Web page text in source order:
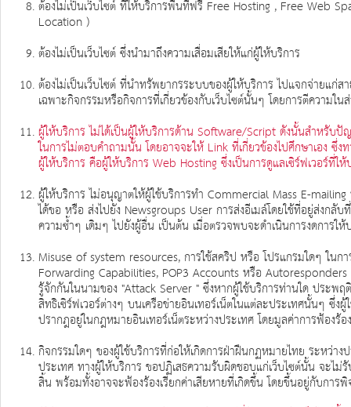
ต้องไม่เป็นเว็บไซต์ ที่ให้บริการพื้นที่ฟรี Free Hosting , Free Web
Location )
ต้องไม่เป็นเว็บไซต์ ซึ่งนำมาถึงความเสื่อมเสียให้แก่ผู้ให้บริการ
ต้องไม่เป็นเว็บไซต์ ที่นำทรัพยากรระบบของผู้ให้บริการ ไปแจกจ่ายแ
เฉพาะกิจกรรมหรือกิจการที่เกี่ยวข้องกับเว็บไซต์นั้นๆ โดยการตีความ
ผู้ให้บริการ ไม่ได้เป็นผู้ให้บริการด้าน Software/Script ดังนั้นสำหรับปั
ในการไม่ตอบคำถามนั้น โดยอาจจะให้ Link ที่เกี่ยวข้องไปศึกษาเอง
ผู้ให้บริการ คือผู้ให้บริการ Web Hosting ซึ่งเป็นการดูแลเซิร์ฟเวอร์ที่
ผู้ให้บริการ ไม่อนุญาตให้ผู้ใช้บริการทำ Commercial Mass E-
ได้ขอ หรือ ส่งไปยัง Newsgroups User การส่งอีเมล์โดยใช้ที่อยู่ส่งกลั
ความซ้ำๆ เดิมๆ ไปยังผู้อื่น เป็นต้น เมื่อตรวจพบจะดำเนินการงดการใ
Misuse of system resources, การใช้สคริป หรือ โปรแกรมใดๆ ใน
Forwarding Capabilities, POP3 Accounts หรือ Autoresponders
รู้จักกันในนามของ "Attack Server " ซึ่งหากผู้ใช้บริการท่านใด ประพ
สิทธิเซิร์ฟเวอร์ต่างๆ บนเครือข่ายอินเทอร์เน็ตในแต่ละประเทศนั้นๆ ซึ่ง
ปรากฎอยู่ในกฎหมายอินเทอร์เน็ตระหว่างประเทศ โดยมูลค่าการฟ้องร้
กิจกรรมใดๆ ของผู้ใช้บริการที่ก่อให้เกิดการฝ่าฝืนกฏหมายไทย ระหว่
ประเทศ ทางผู้ให้บริการ ขอปฏิเสธความรับผิดชอบแก่เว็บไซต์นั้น จะ
สิ้น พร้อมทั้งอาจจะฟ้องร้องเรียกค่าเสียหายที่เกิดขึ้น โดยขึ้นอยู่กับการ